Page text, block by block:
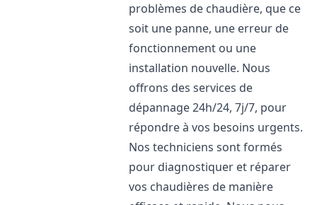
problèmes de chaudière, que ce
soit une panne, une erreur de
fonctionnement ou une
installation nouvelle. Nous
offrons des services de
dépannage 24h/24, 7j/7, pour
répondre à vos besoins urgents.
Nos techniciens sont formés
pour diagnostiquer et réparer
vos chaudières de manière